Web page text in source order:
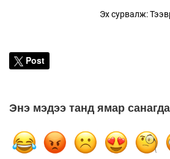
Эх сурвалж:
Post
Энэ мэдээ танд ямар